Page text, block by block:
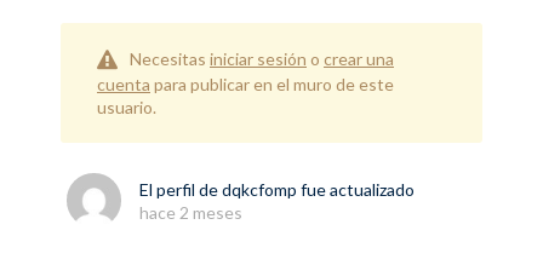
Necesitas iniciar sesión o crear una
cuenta para publicar en el muro de este
usuario.
El perfil dedqkcfomp fue actualizado
hace 2 meses